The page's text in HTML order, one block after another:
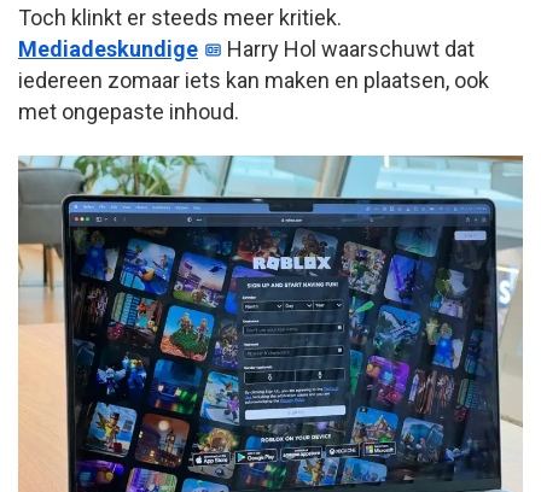
Toch klinkt er steeds meer kritiek.
Mediadeskundige
Harry Hol waarschuwt dat
iedereen zomaar iets kan maken en plaatsen, ook
met ongepaste inhoud.